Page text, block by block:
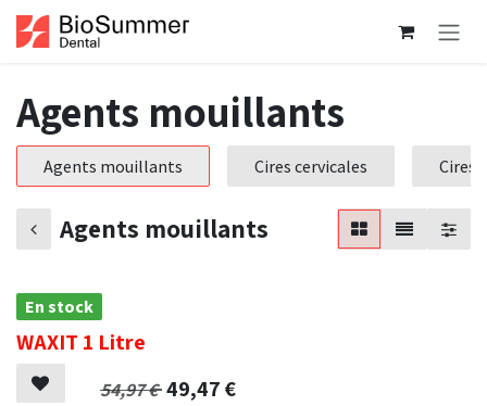
Se rendre au contenu
Agents mouillants
Agents mouillants Cires cervicales Cires
Agents mouillants
En stock
WAXIT 1 Litre
54,97€ 49,47€